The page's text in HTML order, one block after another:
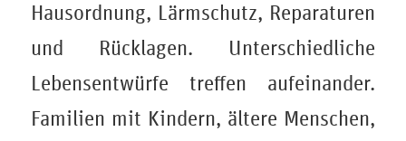
Hausordnung, Lärmschutz, Reparaturen
und Rücklagen. Unterschiedliche
Lebensentwürfe treffen aufeinander.
Familien mit Kindern, ältere Menschen,